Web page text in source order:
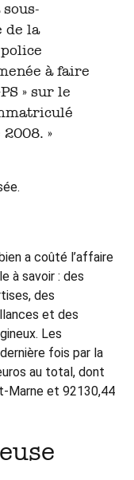
de la
à faire
» sur le
»
a coûté l’affaire
à savoir : des
des
et des
Les
fois par la
au total, dont
Marne et 92130,44